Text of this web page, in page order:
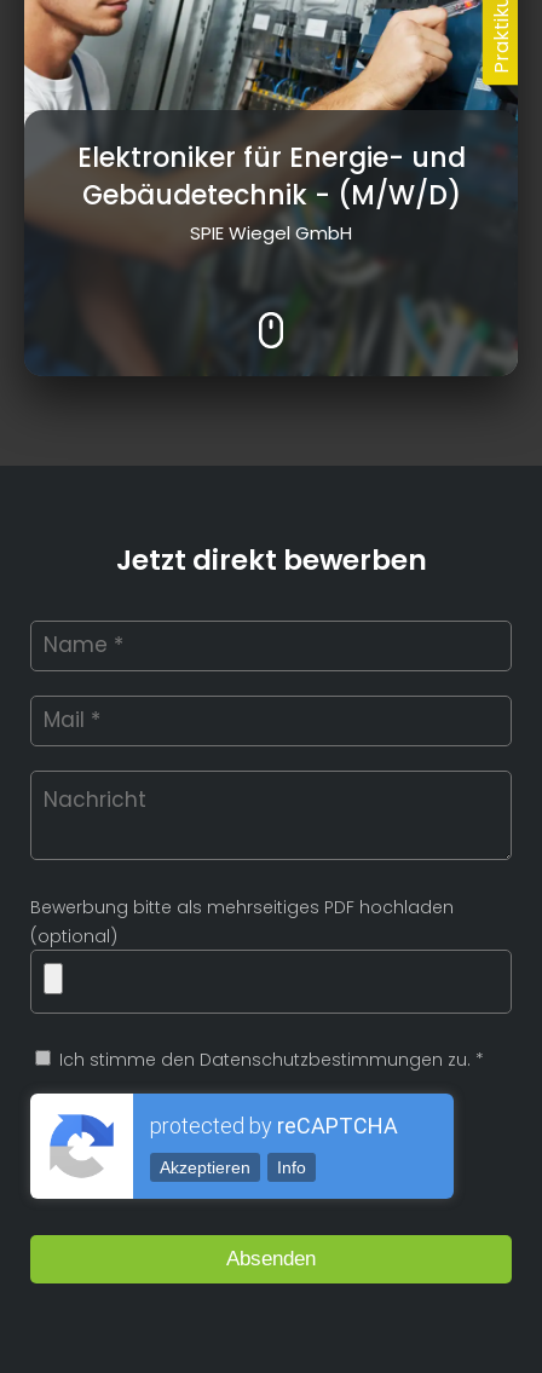
Elektroniker für Energie- und
Gebäudetechnik- (M/W/D)
SPIE Wiegel GmbH
Jetzt direkt bewerben
Bewerbung bitte als mehrseitiges PDF hochladen
(optional)
Ich stimme den Datenschutzbestimmungen zu. *
protected by reCAPTCHA
Akzeptieren Info